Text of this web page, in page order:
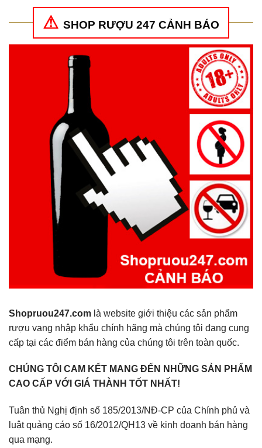
SHOP RƯỢU 247 CẢNH BÁO
Shopruou247.com là website giới thiệu các sản phẩm
rượu vang nhập khẩu chính hãng mà chúng tôi đang cung
cấp tại các điểm bán hàng của chúng tôi trên toàn quốc.
CHÚNG TÔI CAM KẾT MANG ĐẾN NHỮNG SẢN PHẨM
CAO CẤP VỚI GIÁ THÀNH TỐT NHẤT!
Tuân thủ Nghị định số 185/2013/NĐ-CP của Chính phủ và
luật quảng cáo số 16/2012/QH13 về kinh doanh bán hàng
qua mạng.